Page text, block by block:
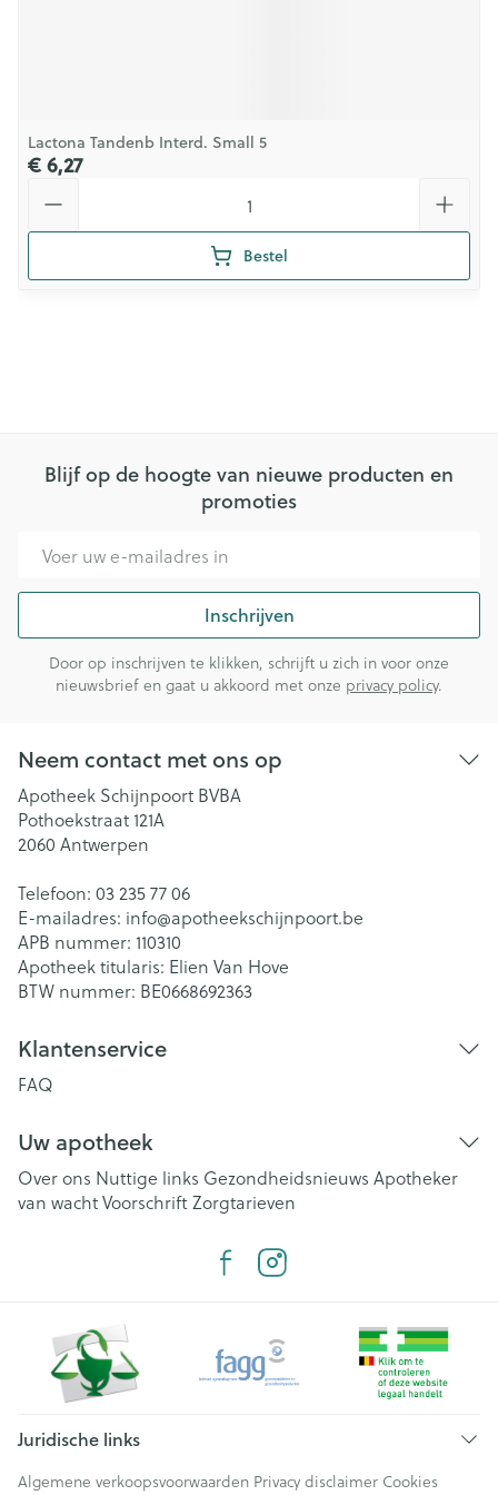
Lactona Tandenb Interd. Small 5
€ 6,27
Bestel
Blijf op de hoogte van nieuwe producten en
promoties
Inschrijven
Door op inschrijven te klikken, schrijft u zich in voor onze
nieuwsbrief en gaat u akkoord met onze privacy policy.
Neem contact met ons op
Apotheek Schijnpoort BVBA
Pothoekstraat 121A
2060 Antwerpen
Telefoon: 03 235 77 06
E-mailadres: info@apotheekschijnpoort.be
APB nummer: 110310
Apotheek titularis: Elien Van Hove
BTW nummer: BE0668692363
Klantenservice
FAQ
Uw apotheek
Over ons Nuttige links Gezondheidsnieuws Apotheker
van wachtVoorschriftZorgtarieven
Juridische links
Algemene verkoopsvoorwaarden Privacy disclaimer Cookies